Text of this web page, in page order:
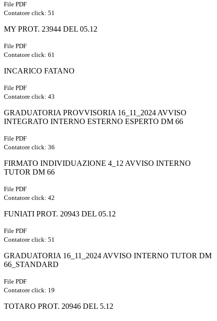
File PDF
Contatore click: 51
MY PROT. 23944 DEL 05.12
File PDF
Contatore click: 61
INCARICO FATANO
File PDF
Contatore click: 43
GRADUATORIA PROVVISORIA 16_11_2024 AVVISO
INTEGRATO INTERNO ESTERNO ESPERTO DM 66
File PDF
Contatore click: 36
FIRMATO INDIVIDUAZIONE 4_12 AVVISO INTERNO
TUTOR DM 66
File PDF
Contatore click: 42
FUNIATI PROT. 20943 DEL 05.12
File PDF
Contatore click: 51
GRADUATORIA 16_11_2024 AVVISO INTERNO TUTOR DM
66_STANDARD
File PDF
Contatore click: 19
TOTARO PROT. 20946 DEL 5.12